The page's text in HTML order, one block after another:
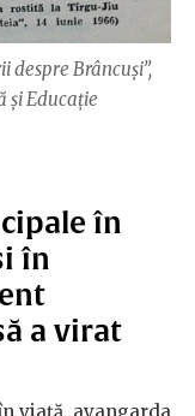
Brâncuși”,
și Educație
în
în
a virat